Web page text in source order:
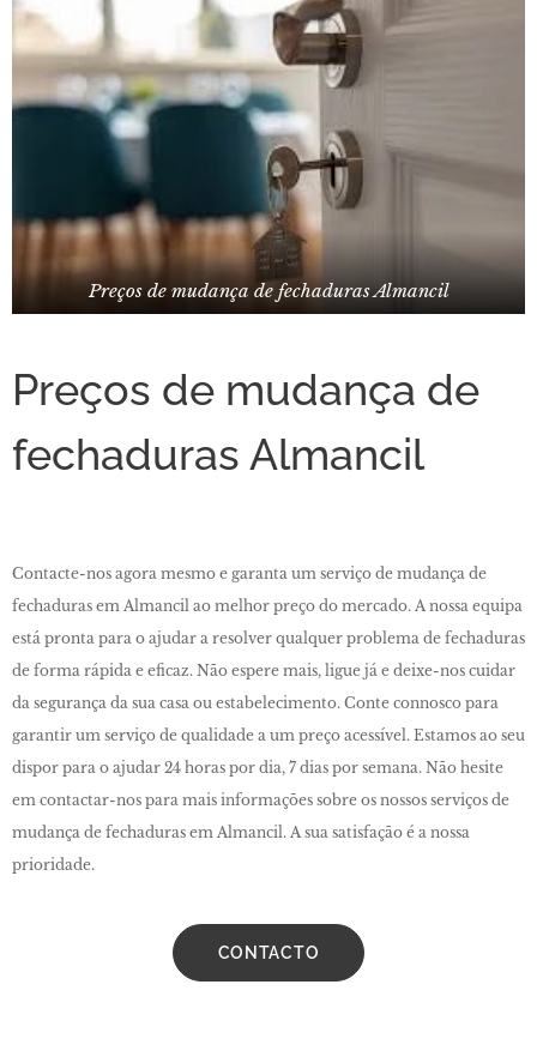
Preços de mudança de fechaduras Almancil
Preços de mudança de
fechaduras Almancil
Contacte-nos agora mesmo e garanta um serviço de mudança de
fechaduras em Almancil ao melhor preço do mercado. A nossa equipa
está pronta para o ajudar a resolver qualquer problema de fechaduras
de forma rápida e eficaz. Não espere mais, ligue já e deixe-nos cuidar
da segurança da sua casa ou estabelecimento. Conte connosco para
garantir um serviço de qualidade a um preço acessível. Estamos ao seu
dispor para o ajudar 24 horas por dia, 7 dias por semana. Não hesite
em contactar-nos para mais informações sobre os nossos serviços de
mudança de fechaduras em Almancil. A sua satisfação é a nossa
prioridade.
CONTACTO